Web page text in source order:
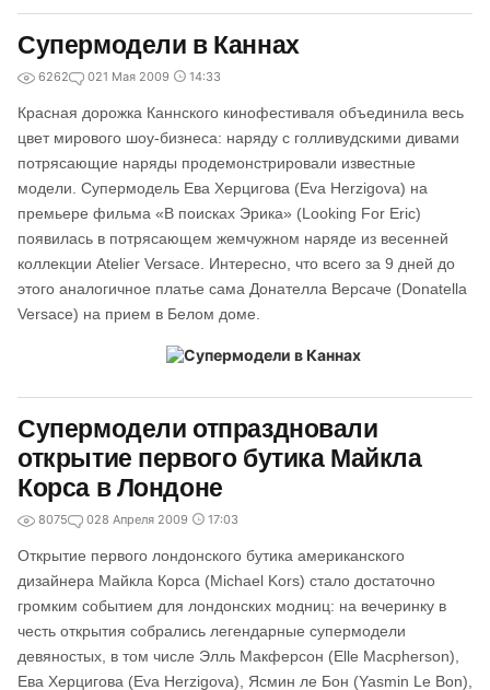
Супермодели в Каннах
6262 021 Мая 2009 14:33
Красная дорожка Каннского кинофестиваля объединила весь
цвет мирового шоу-бизнеса: наряду с голливудскими дивами
потрясающие наряды продемонстрировали известные
модели. Супермодель Ева Херцигова (Eva Herzigova) на
премьере фильма «В поисках Эрика» (Looking For Eric)
появилась в потрясающем жемчужном наряде из весенней
коллекции Atelier Versace. Интересно, что всего за 9 дней до
этого аналогичное платье сама Донателла Версаче (Donatella
Versace) на прием в Белом доме.
Супермодели отпраздновали
открытие первого бутика Майкла
Корса в Лондоне
8075 028 Апреля 2009 17:03
Открытие первого лондонского бутика американского
дизайнера Майкла Корса (Michael Kors) стало достаточно
громким событием для лондонских модниц: на вечеринку в
честь открытия собрались легендарные супермодели
девяностых, в том числе Элль Макферсон (Elle Macpherson),
Ева Херцигова (Eva Herzigova), Ясмин ле Бон (Yasmin Le Bon),